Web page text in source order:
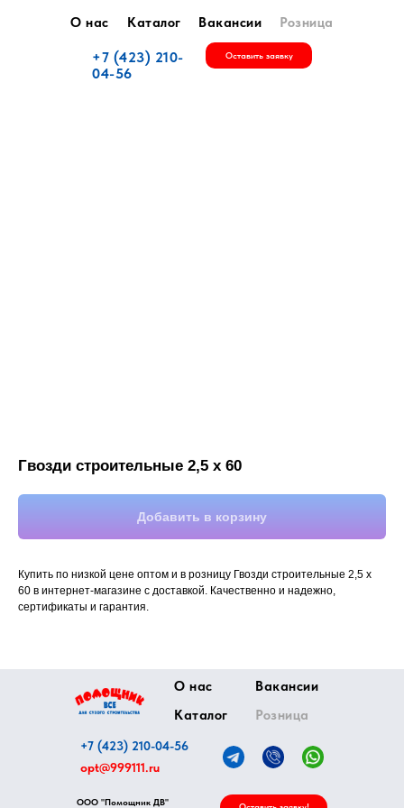
+7 (423) 210-
04-56
Оставить заявку
О нас Каталог Вакансии Розница
Гвозди строительные 2,5 х 60
Добавить в корзину
Купить по низкой цене оптом и в розницу Гвозди строительные 2,5 х
60 в интернет-магазине с доставкой. Качественно и надежно,
сертификаты и гарантия.
ООО "Помощник ДВ"
О нас
Каталог
Вакансии
Розница
+7 (423) 210-04-56
opt@999111.ru